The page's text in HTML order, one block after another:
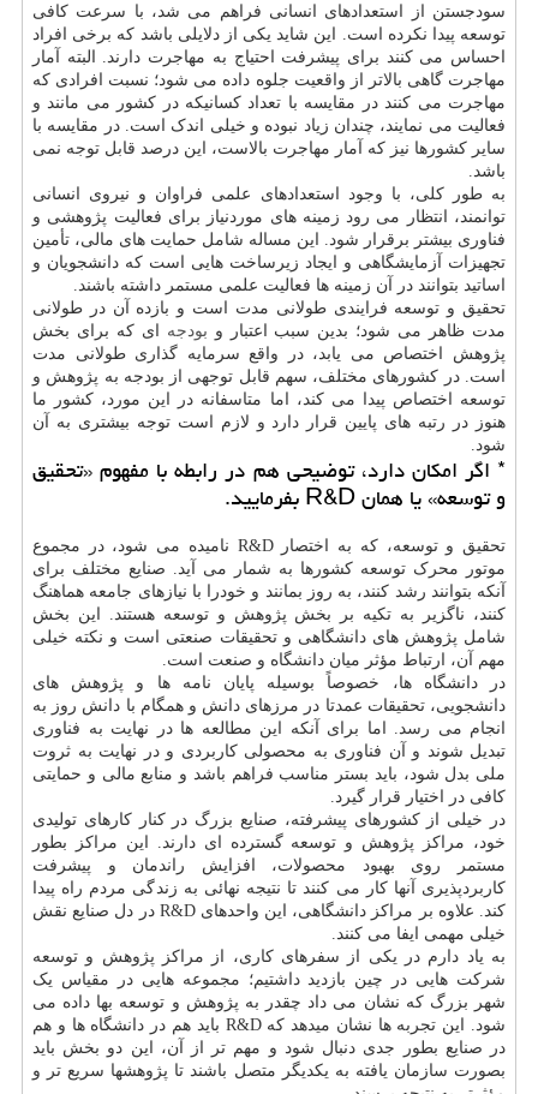
سودجستن از استعدادهای انسانی فراهم می شد، با سرعت کافی
توسعه پیدا نکرده است. این شاید یکی از دلایلی باشد که برخی افراد
احساس می کنند برای پیشرفت احتیاج به مهاجرت دارند. البته آمار
مهاجرت گاهی بالاتر از واقعیت جلوه داده می شود؛ نسبت افرادی که
مهاجرت می کنند در مقایسه با تعداد کسانیکه در کشور می مانند و
فعالیت می نمایند، چندان زیاد نبوده و خیلی اندک است. در مقایسه با
سایر کشورها نیز که آمار مهاجرت بالاست، این درصد قابل توجه نمی
باشد.
به طور کلی، با وجود استعدادهای علمی فراوان و نیروی انسانی
توانمند، انتظار می رود زمینه های موردنیاز برای فعالیت پژوهشی و
فناوری بیشتر برقرار شود. این مساله شامل حمایت های مالی، تأمین
تجهیزات آزمایشگاهی و ایجاد زیرساخت هایی است که دانشجویان و
اساتید بتوانند در آن زمینه ها فعالیت علمی مستمر داشته باشند.
تحقیق و توسعه فرایندی طولانی مدت است و بازده آن در طولانی
مدت ظاهر می شود؛ بدین سبب اعتبار و بودجه ای که برای بخش
پژوهش اختصاص می یابد، در واقع سرمایه گذاری طولانی مدت
است. در کشورهای مختلف، سهم قابل توجهی از بودجه به پژوهش و
توسعه اختصاص پیدا می کند، اما متاسفانه در این مورد، کشور ما
هنوز در رتبه های پایین قرار دارد و لازم است توجه بیشتری به آن
شود.
* اگر امکان دارد، توضیحی هم در رابطه با مفهوم «تحقیق
و توسعه» یا همان R&D بفرمایید.
تحقیق و توسعه، که به اختصار R&D نامیده می شود، در مجموع
موتور محرک توسعه کشورها به شمار می آید. صنایع مختلف برای
آنکه بتوانند رشد کنند، به روز بمانند و خودرا با نیازهای جامعه هماهنگ
کنند، ناگزیر به تکیه بر بخش پژوهش و توسعه هستند. این بخش
شامل پژوهش های دانشگاهی و تحقیقات صنعتی است و نکته خیلی
مهم آن، ارتباط مؤثر میان دانشگاه و صنعت است.
در دانشگاه ها، خصوصاً بوسیله پایان نامه ها و پژوهش های
دانشجویی، تحقیقات عمدتا در مرزهای دانش و همگام با دانش روز به
انجام می رسد. اما برای آنکه این مطالعه ها در نهایت به فناوری
تبدیل شوند و آن فناوری به محصولی کاربردی و در نهایت به ثروت
ملی بدل شود، باید بستر مناسب فراهم باشد و منابع مالی و حمایتی
کافی در اختیار قرار گیرد.
در خیلی از کشورهای پیشرفته، صنایع بزرگ در کنار کارهای تولیدی
خود، مراکز پژوهش و توسعه گسترده ای دارند. این مراکز بطور
مستمر روی بهبود محصولات، افزایش راندمان و پیشرفت
کاربردپذیری آنها کار می کنند تا نتیجه نهائی به زندگی مردم راه پیدا
کند. علاوه بر مراکز دانشگاهی، این واحدهای R&D در دل صنایع نقش
خیلی مهمی ایفا می کنند.
به یاد دارم در یکی از سفرهای کاری، از مراکز پژوهش و توسعه
شرکت هایی در چین بازدید داشتیم؛ مجموعه هایی در مقیاس یک
شهر بزرگ که نشان می داد چقدر به پژوهش و توسعه بها داده می
شود. این تجربه ها نشان میدهد که R&D باید هم در دانشگاه ها و هم
در صنایع بطور جدی دنبال شود و مهم تر از آن، این دو بخش باید
بصورت سازمان یافته به یکدیگر متصل باشند تا پژوهشها سریع تر و